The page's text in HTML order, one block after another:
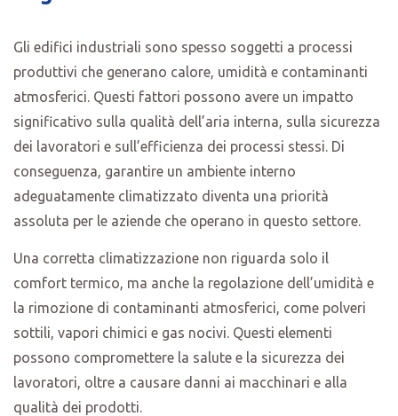
Gli edifici industriali sono spesso soggetti a processi
produttivi che generano calore, umidità e contaminanti
atmosferici. Questi fattori possono avere un impatto
significativo sulla qualità dell’aria interna, sulla sicurezza
dei lavoratori e sull’efficienza dei processi stessi. Di
conseguenza, garantire un ambiente interno
adeguatamente climatizzato diventa una priorità
assoluta per le aziende che operano in questo settore.
Una corretta climatizzazione non riguarda solo il
comfort termico, ma anche la regolazione dell’umidità e
la rimozione di contaminanti atmosferici, come polveri
sottili, vapori chimici e gas nocivi. Questi elementi
possono compromettere la salute e la sicurezza dei
lavoratori, oltre a causare danni ai macchinari e alla
qualità dei prodotti.